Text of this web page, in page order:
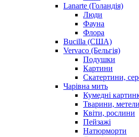
Lanarte (Голандія)
Люди
Фауна
Флора
Bucilla (США)
Vervaco (Бельгія)
Подушки
Картини
Скатертини,
Чарiвна мить
Кумедні
Тварини,
Квіти, рослини
Пейзажі
Натюрморти